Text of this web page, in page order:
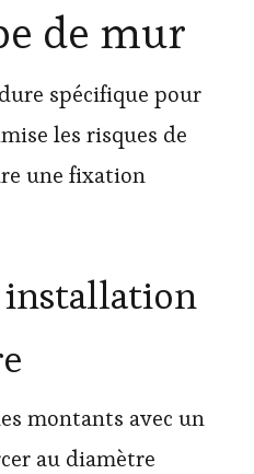
de mur
spécifique pour
les risques de
une fixation
installation
montants avec un
au diamètre